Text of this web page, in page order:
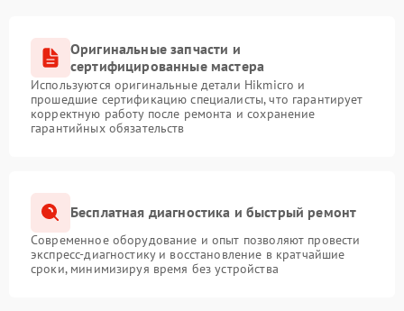
Оригинальные запчасти и
сертифицированные мастера
Используются оригинальные детали Hikmicro и
прошедшие сертификацию специалисты, что гарантирует
корректную работу после ремонта и сохранение
гарантийных обязательств
Бесплатная диагностика и быстрый ремонт
Современное оборудование и опыт позволяют провести
экспресс-диагностику и восстановление в кратчайшие
сроки, минимизируя время без устройства